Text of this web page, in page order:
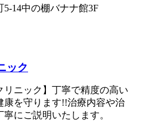
14中の棚バナナ館3F
ック
リニック】丁寧で精度の高い
康を守ります!!治療内容や治
にご説明いたします。